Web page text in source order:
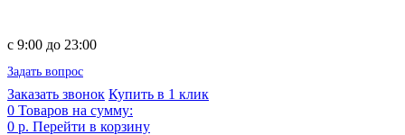
c 9:00 до 23:00
Задать вопрос
Заказать звонок Купить в 1 клик
0 Товаров на сумму:
0 р. Перейти в корзину